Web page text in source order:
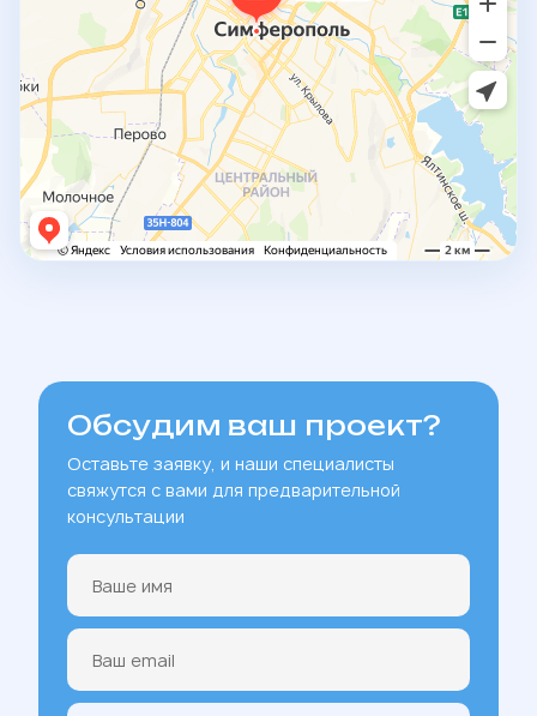
Обсудим ваш проект?
Оставьте заявку, и наши специалисты
свяжутся с вами для предварительной
консультации